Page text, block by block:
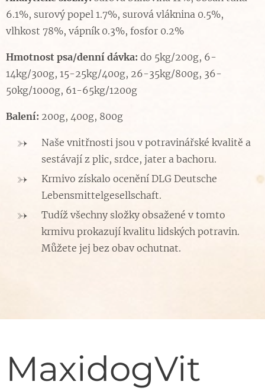
6.1%, surový popel 1.7%, surová vláknina 0.5%,
vlhkost 78%, vápník 0.3%, fosfor 0.2%
Hmotnost psa/denní dávka: do 5kg/200g, 6-
14kg/300g, 15-25kg/400g, 26-35kg/800g, 36-
50kg/1000g, 61-65kg/1200g
Balení: 200g, 400g, 800g
Naše vnitřnosti jsou v potravinářské kvalitě a
sestávají z plic, srdce, jater a bachoru.
Krmivo získalo ocenění DLG Deutsche
Lebensmittelgesellschaft.
Tudíž všechny složky obsažené v tomto
krmivu prokazují kvalitu lidských potravin.
Můžete jej bez obav ochutnat.
MaxidogVit